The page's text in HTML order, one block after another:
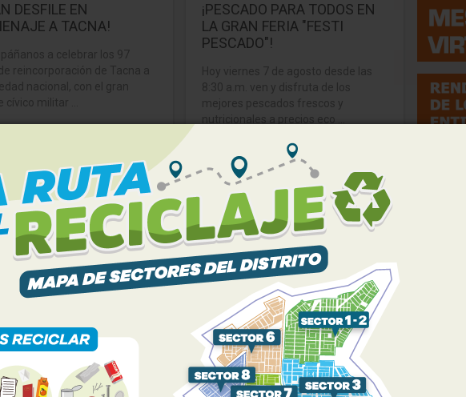
DESFILE EN
A TACNA!
¡PESCADO PARA TODOS EN
LA GRAN FERIA "FESTI
PESCADO"!
nutricionales a precios eco ...
VALLE
Valle
FESTI SAN JUAN 2026:
VUELVE LA COMPETENCIA
"CENTAU ...
Valle 2000